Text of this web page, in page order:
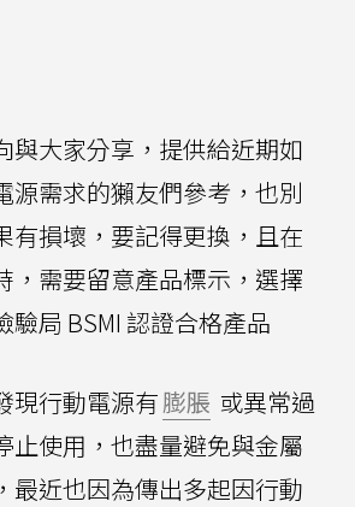
與大家分享，提供給近期如
源需求的獺友們參考，也別
有損壞，要記得更換，且在
，需要留意產品標示，選擇
驗局 BSMI 認證合格產品
現行動電源有膨脹 或異常過
止使用，也盡量避免與金屬
最近也因為傳出多起因行動